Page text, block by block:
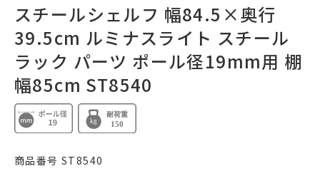
スチールシェルフ 幅84.5×奥行
39.5cm ルミナスライト スチール
ラック パーツ ポール径19mm用 棚
幅85cm ST8540
商品番号 ST8540